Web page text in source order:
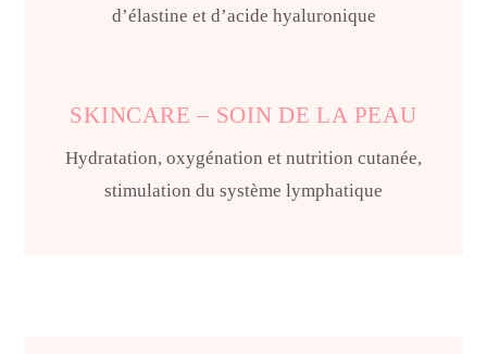
d’élastine et d’acide hyaluronique
SKINCARE – SOIN DE LA PEAU
Hydratation, oxygénation et nutrition cutanée,
stimulation du système lymphatique